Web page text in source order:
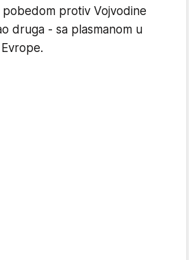
protiv Vojvodine
druga - sa plasmanom u